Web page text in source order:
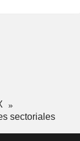
sectoriales